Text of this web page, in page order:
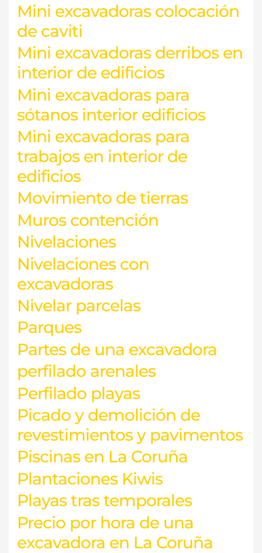
Mini excavadoras colocación
de caviti
Mini excavadoras derribos en
interior de edificios
Mini excavadoras para
sótanos interior edificios
Mini excavadoras para
trabajos en interior de
edificios
Movimiento de tierras
Muros contención
Nivelaciones
Nivelaciones con
excavadoras
Nivelar parcelas
Parques
Partes de una excavadora
perfilado arenales
Perfilado playas
Picado y demolición de
revestimientos y pavimentos
Piscinas en La Coruña
Plantaciones Kiwis
Playas tras temporales
Precio por hora de una
excavadora en La Coruña